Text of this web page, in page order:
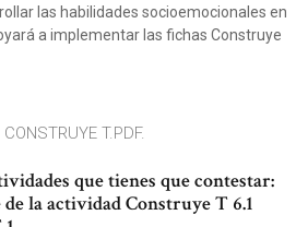
las habilidades socioemocionales en
a implementar las fichas Construye
T.PDF.
que tienes que contestar:
la actividad Construye T 6.1